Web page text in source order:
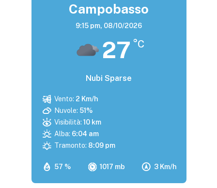
Campobasso
9:15 pm, 08/10/2026
27 °C
Nubi Sparse
57 % 1017 mb 3 Km/h
Vento: 2 Km/h
Nuvole: 51%
Visibilità: 10 km
Alba: 6:04 am
Tramonto: 8:09 pm